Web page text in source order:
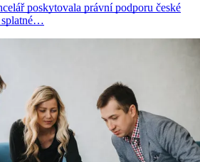
poskytovala právní podporu české
splatné…